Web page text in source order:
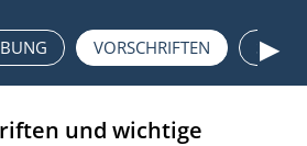
VORSCHRIFTEN ▶
und wichtige